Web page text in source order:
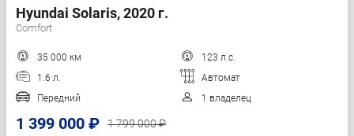
Hyundai Solaris, 2020 г.
Comfort
35 000 км
123 л.с.
1.6 л.
Автомат
Передний
1 владелец
1 399 000 ₽
1 799 000 ₽